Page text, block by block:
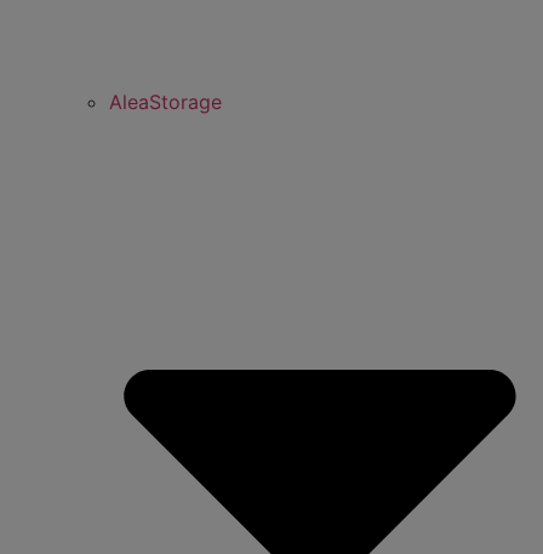
AleaStorage